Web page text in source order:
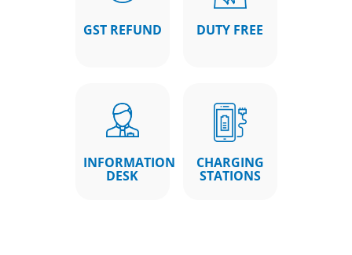
GST REFUND DUTY FREE
INFORMATION
DESK
CHARGING
STATIONS